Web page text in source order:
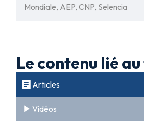
Mondiale, AEP, CNP, Selencia
Le contenu lié
Articles
Vidéos